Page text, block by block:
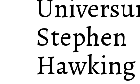
Stephen
Hawking